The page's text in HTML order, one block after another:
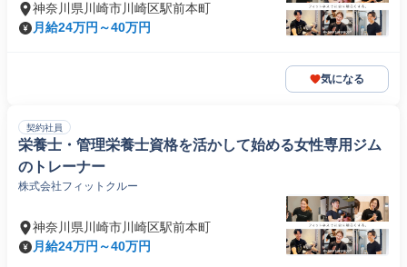
神奈川県川崎市川崎区駅前本町
月給24万円～40万円
気になる
契約社員
栄養士・管理栄養士資格を活かして始める女性専用ジム
のトレーナー
株式会社フィットクルー
神奈川県川崎市川崎区駅前本町
月給24万円～40万円